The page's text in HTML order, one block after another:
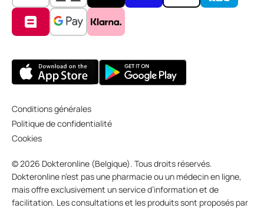
Conditions générales
Politique de confidentialité
Cookies
© 2026 Dokteronline (Belgique). Tous droits réservés.
Dokteronline n’est pas une pharmacie ou un médecin en ligne,
mais offre exclusivement un service d’information et de
facilitation. Les consultations et les produits sont proposés par